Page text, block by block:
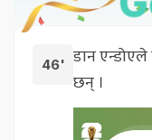
46' डान एन्डोएले
छन् ।